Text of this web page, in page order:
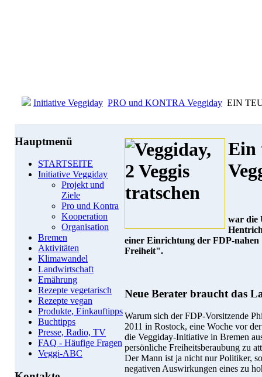
Initiative Veggiday PRO und KONTRA Veggiday EIN
Hauptmenü
STARTSEITE
Initiative Veggiday
Projekt und
Ziele
Pro und Kontra
Kooperation
Organisation
Bremen
Aktivitäten
Klimawandel
Landwirtschaft
Ernährung
Rezepte vegetarisch
Rezepte vegan
Produkte, Einkauftipps
Buchtipps
Presse, Radio, TV
FAQ - Häufige Fragen
Veggi-ABC
Ein
war die
einer Einrichtung der FDP-
Freiheit".
Neue Berater braucht das
Warum sich der FDP-Vorsitzende
2011 in Rostock, eine Woche vor
die Veggiday-Initiative in Bremen
persönliche Freiheitsberaubung zu
Der Mann ist ja nicht nur Politiker,
negativen Auswirkungen eines zu